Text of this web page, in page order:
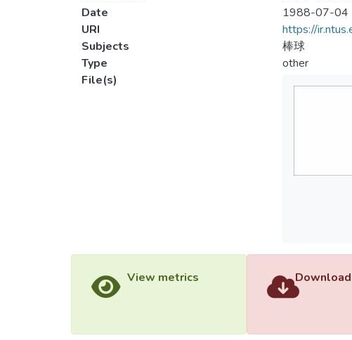
Date
1988-07-04
URI
https://
Subjects
棒球
Type
other
File(s)
View metrics